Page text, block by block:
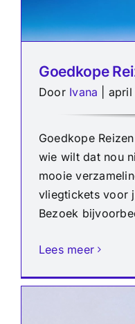
Goedkope
Door Ivana april
Goedkope
wie wilt dat nou
mooie
vliegtickets voor
Bezoek
Lees meer